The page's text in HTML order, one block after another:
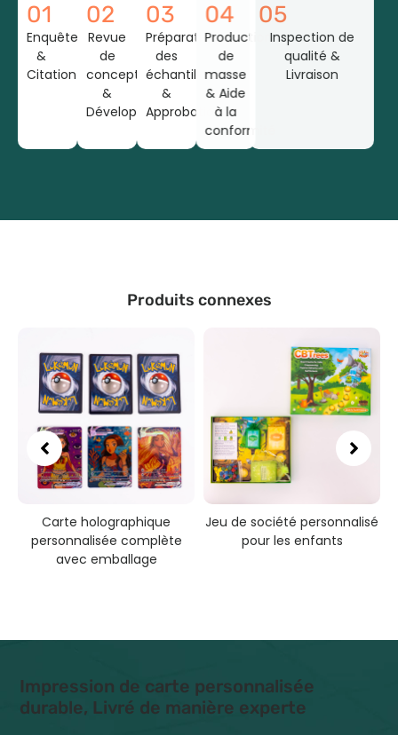
01
Enquête
&
Citation
02
Revue
de
conception
&
Développement
03
Préparation
des
échantillons
&
Approbation
04
Production
de
masse
& Aide
à la
conformité
05
Inspection de
qualité &
Livraison
Produits connexes
Carte holographique
personnalisée complète
avec emballage
Jeu de société personnalisé
pour les enfants
Impression de carte personnalisée
durable, Livré de manière experte